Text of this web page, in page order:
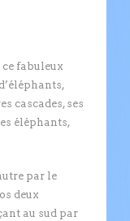
fabuleux
cascades, ses
éléphants,
par le
deux
au sud par